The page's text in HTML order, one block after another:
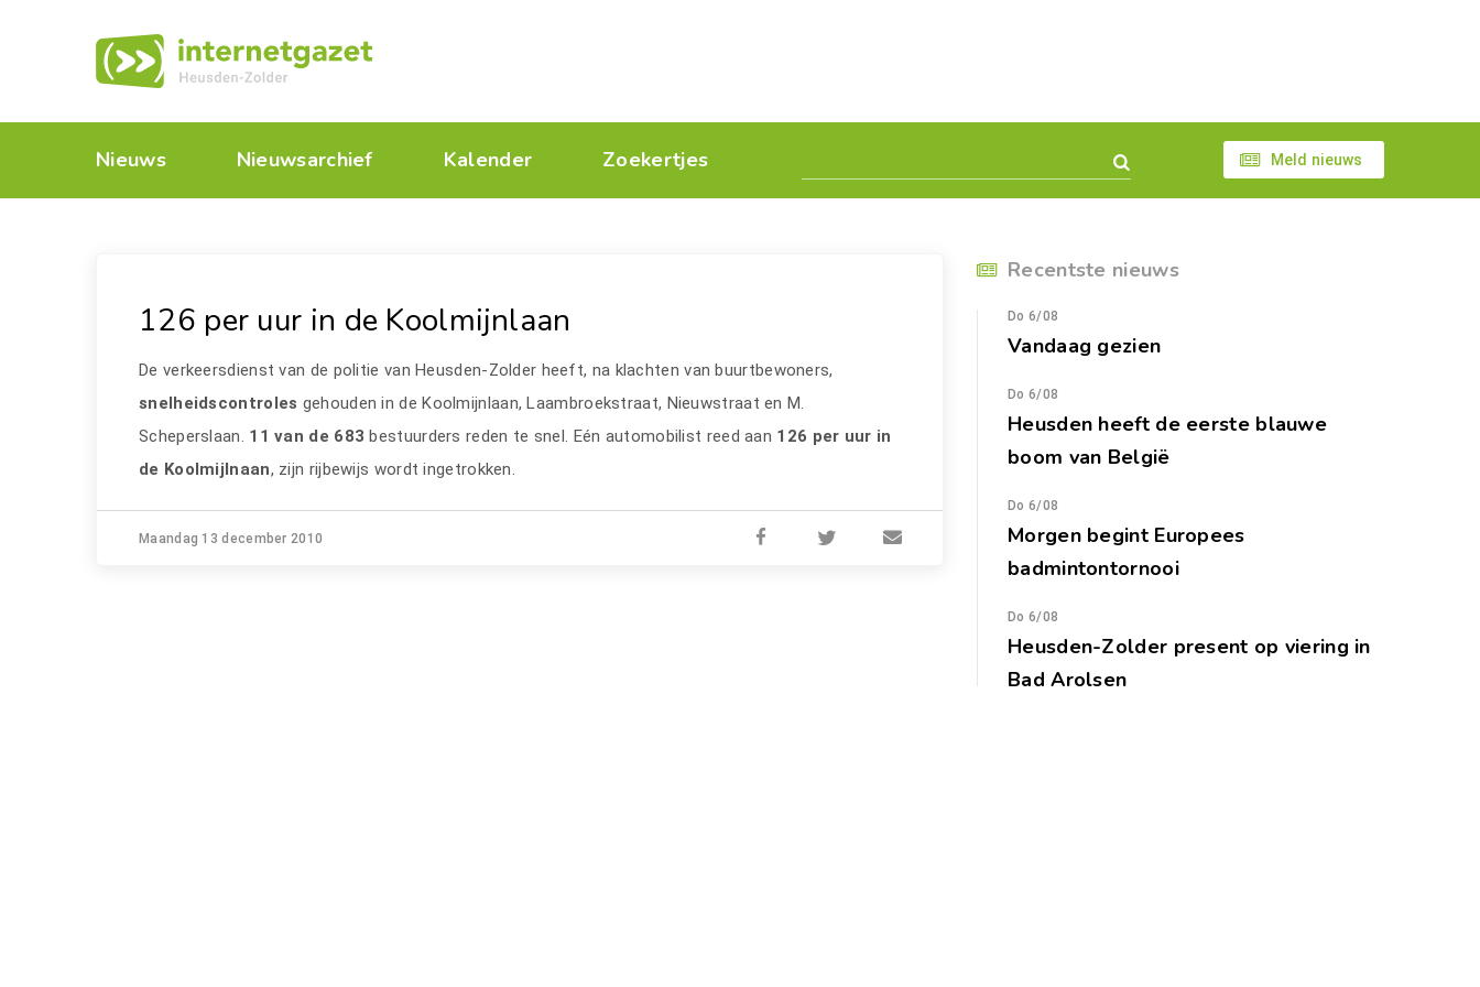
Nieuws Nieuwsarchief Kalender Zoekertjes Meld nieuws
126 per uur in de Koolmijnlaan
De verkeersdienst van de politie van Heusden-Zolder heeft, na klachten van buurtbewoners,
snelheidscontroles gehouden in de Koolmijnlaan, Laambroekstraat, Nieuwstraat en M.
Scheperslaan. 11 van de 683bestuurders reden te snel. Eén automobilist reed aan 126 per uur in
de Koolmijlnaan, zijn rijbewijs wordt ingetrokken.
Maandag 13 december 2010
Recentste nieuws
Do 6/08
Vandaag gezien
Do 6/08
Heusden heeft de eerste blauwe
boom van België
Do 6/08
Morgen begint Europees
badmintontornooi
Do 6/08
Heusden-Zolder present op viering in
Bad Arolsen